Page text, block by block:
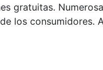
gratuitas.
los consumidores.